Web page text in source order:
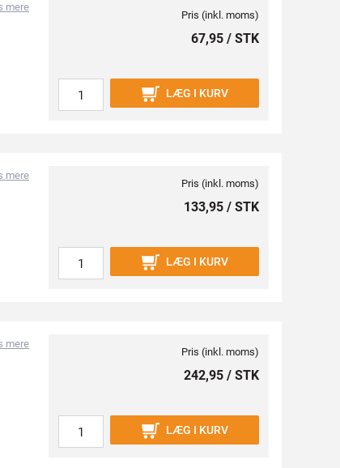
mere
Pris (inkl. moms)
67,95 / STK
LÆG I KURV
mere
Pris (inkl. moms)
133,95 / STK
LÆG I KURV
mere
Pris (inkl. moms)
242,95 / STK
LÆG I KURV